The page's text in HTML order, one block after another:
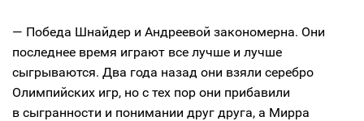
— Победа Шнайдер и Андреевой закономерна. Они
последнее время играют все лучше и лучше
сыгрываются. Два года назад они взяли серебро
Олимпийских игр, но с тех пор они прибавили
в сыгранности и понимании друг друга, а Мирра